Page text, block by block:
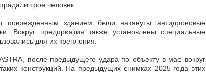
трое человек.
повреждённым зданием были натянуты антидроновые
Вокруг предприятия также установлены специальные
для их крепления.
после предыдущего удара по объекту в мае вокруг
конструкций. На предыдущих снимках 2025 года этих